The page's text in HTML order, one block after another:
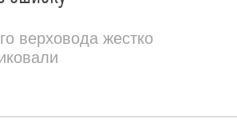
верховода жестко